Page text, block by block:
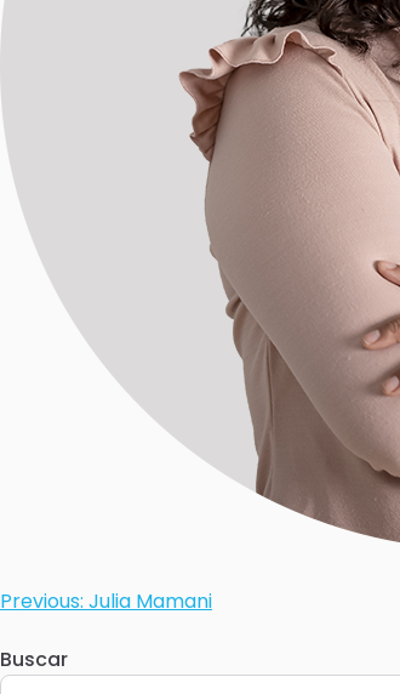
Previous: Julia Mamani
Buscar